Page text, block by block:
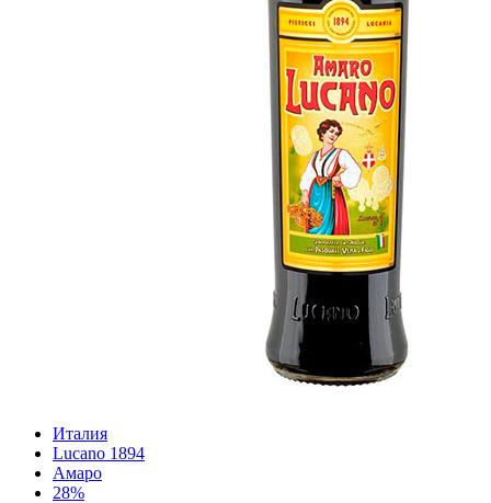
Италия
Lucano 1894
Амаро
28%